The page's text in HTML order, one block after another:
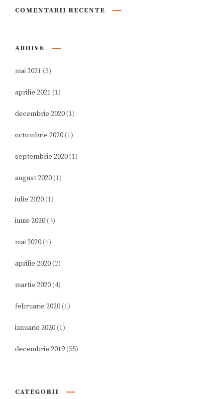
COMENTARII RECENTE
ARHIVE
mai 2021 (3)
aprilie 2021 (1)
decembrie 2020(1)
octombrie 2020(1)
septembrie 2020(1)
august 2020(1)
iulie 2020(1)
iunie 2020(4)
mai 2020(1)
aprilie 2020(2)
martie 2020(4)
februarie 2020(1)
ianuarie 2020(1)
decembrie 2019(55)
CATEGORII